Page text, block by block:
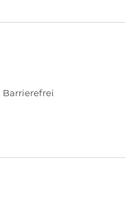
Barrierefrei